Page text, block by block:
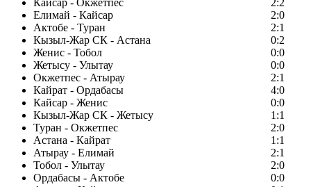
Кайсар - Окжетпес
2:2
Елимай - Кайсар
2:0
Актобе - Туран
2:1
Кызыл-Жар СК - Астана
0:2
Женис - Тобол
0:0
Жетысу - Улытау
0:0
Окжетпес - Атырау
2:1
Кайрат - Ордабасы
4:0
Кайсар - Женис
0:0
Кызыл-Жар СК - Жетысу
1:1
Туран - Окжетпес
2:0
Астана - Кайрат
1:1
Атырау - Елимай
2:1
Тобол - Улытау
2:0
Ордабасы - Актобе
0:0